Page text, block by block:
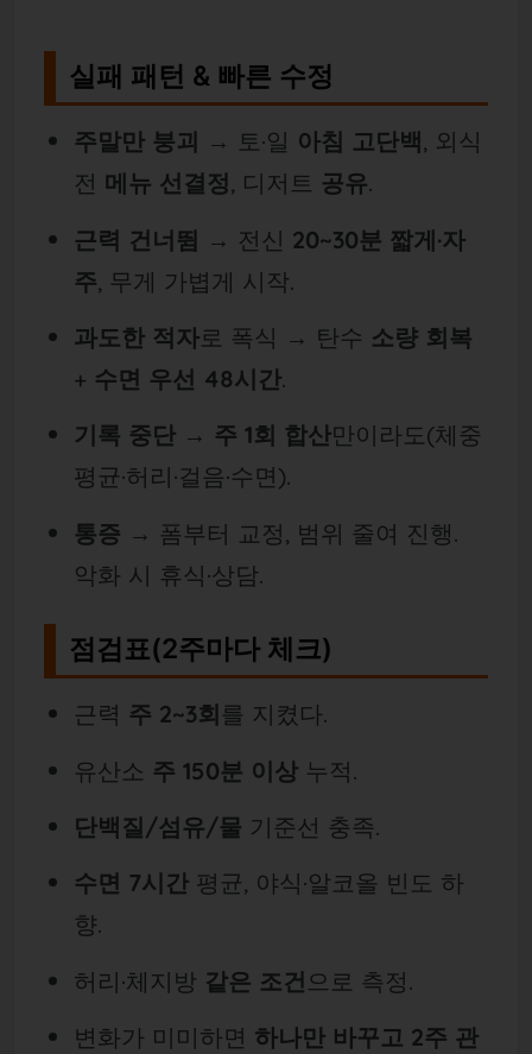
실패 패턴 & 빠른 수정
주말만 붕괴 → 토·일 아침 고단백 , 외식
전 메뉴 선결정, 디저트 공유.
근력 건너뜀 → 전신 20~30분 짧게·자
주 , 무게 가볍게 시작.
과도한 적자로 폭식 → 탄수 소량 회복
+ 수면 우선 48시간.
기록 중단→ 주 1회 합산만이라도(체중
평균·허리·걸음·수면).
통증 → 폼부터 교정, 범위 줄여 진행.
악화 시 휴식·상담.
점검표(2주마다 체크)
근력 주 2~3회 를 지켰다.
유산소 주 150분 이상누적.
단백질/섬유/물 기준선 충족.
수면 7시간평균, 야식·알코올 빈도 하
향.
허리·체지방 같은 조건 으로 측정.
변화가 미미하면 하나만 바꾸고 2주 관